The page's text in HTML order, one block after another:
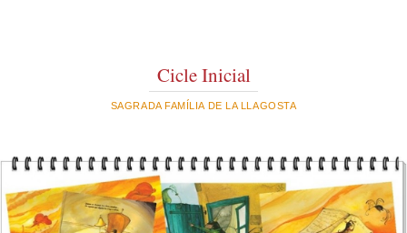
Cicle Inicial
SAGRADA FAMÍLIA DE LA LLAGOSTA